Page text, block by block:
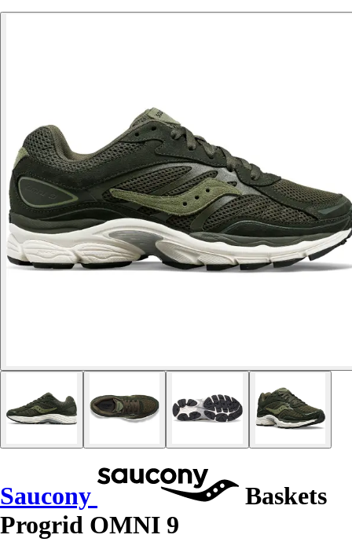
Saucony
Baskets
Progrid OMNI 9